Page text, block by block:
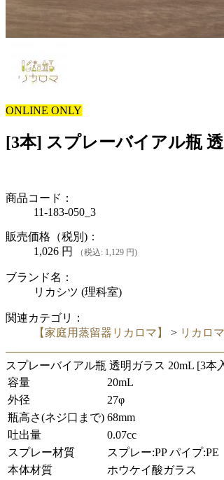
ONLINE ONLY
[3本] スプレーバイアル瓶
商品コード：
11-183-050_3
販売価格（税別)：
1,026 円 （税込: 1,129 円)
ブランド名：
リカシツ (理科室)
関連カテゴリ：
【家庭用蒸留器リカロマ】
> リカロ
スプレーバイアル瓶 透明ガラス 20mL [3本
容量
20mL
外径
27φ
瓶高さ(ネジ口まで) 68mm
吐出量
0.07cc
スプレー材質
スプレー:PP パイプ
本体材質
ホウケイ酸ガラス